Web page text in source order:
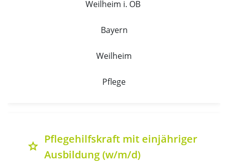
Weilheim i. OB
Bayern
Weilheim
Pflege
grade
Pflegehilfskraft mit einjähriger
Ausbildung (w/m/d)